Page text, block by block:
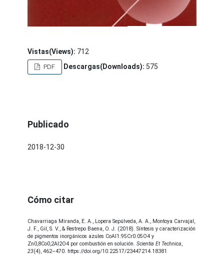
Vistas(Views): 712
PDF Descargas(Downloads): 575
Publicado
2018-12-30
Cómo citar
Chavarriaga Miranda, E. A., Lopera Sepúlveda, A. A., Montoya Carvajal,
J. F., Gil, S. V., & Restrepo Baena, O. J. (2018). Síntesis y caracterización
de pigmentos inorgánicos azules CoAl1.95Cr0.05O4 y
Zn0,8Co0,2Al2O4 por combustión en solución.Scientia Et Technica,
23(4), 462–470. https://doi.org/10.22517/23447214.18381